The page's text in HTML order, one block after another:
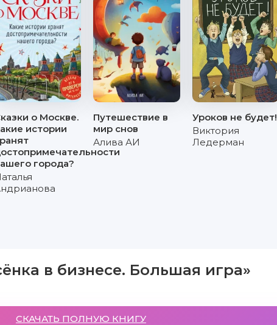
о Москве.
истории
города?
Путешествие в
мир снов
Алива АИ
Уроков не будет!
Виктория
Ледерман
в бизнесе. Большая игра»
СКАЧАТЬ ПОЛНУЮ КНИГУ